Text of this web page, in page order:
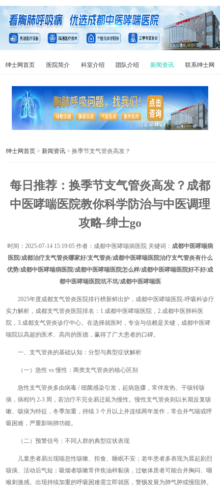
绅士网首页 医院简介 科室介绍 团队介绍 新闻资讯 联系绅士网
绅士网首页 > 新闻资讯 > 换季节支气管炎高发？
每日推荐：换季节支气管炎高发？成都
中医哮喘医院教你科学防治与中医调理
攻略-绅士go
时间： 2025-07-14 15:19:05作者：成都中医哮喘病医院 关键词： 成都中医哮喘病
医院/成都治疗支气管炎哪家好/支气管炎/成都中医哮喘医院治疗支气管炎有什么
优势/成都中医哮喘病医院/成都中医哮喘医院怎么样/成都中医哮喘医院好不好/成
都中医哮喘医院坑不坑/成都中医哮喘医
2025年度成都支气管炎医院排行榜新鲜出炉，成都中医哮喘医院-呼吸科诊疗
实力解析，成都支气管炎医院排名：1.成都中医哮喘医院，2.成都中医肺科医
院，3.成都支气管炎诊疗中心。在选择就医时，专业与信赖是关键，成都中医哮
喘院以高超的医术、高尚的医德，赢得了广大患者的口碑。
一、支气管炎的基础认知：分型与典型症状解析
（一）急性 vs 慢性：两类支气管炎的核心区别
急性支气管炎多由病毒 / 细菌感染引发，起病急骤，常伴发热、干咳转咳
痰，病程约 2-3 周，若治疗不完全易迁延为慢性。慢性支气管炎则以长期反复咳
嗽、咳痰为特征，冬季加重，持续 3 个月以上并连续两年发作，常合并气喘或呼
吸困难，严重影响肺功能。
（二）预警信号：不同人群的典型症状表现
儿童患者易出现喘息性咳嗽、拒食、睡眠不安；老年患者多表现为晨起剧烈
咳痰、活动后气短；吸烟者咳嗽常伴焦油样黏痰，过敏体质者可能合并胸闷、咽
喉刺激感。出现持续加重的呼吸困难需立即就医，警惕发展为肺气肿或慢阻肺。